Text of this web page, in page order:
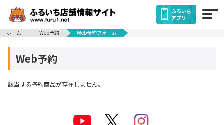
ふるいち
アプリ
ホーム
Web予約 Web予約フォーム
Web予約
該当する予約商品が存在しません。